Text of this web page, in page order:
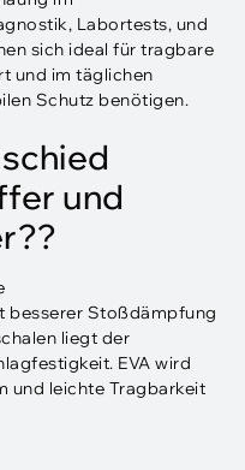
Labortests, und
sich ideal für tragbare
und im täglichen
Schutz benötigen.
und
besserer Stoßdämpfung
liegt der
EVA wird
und leichte Tragbarkeit